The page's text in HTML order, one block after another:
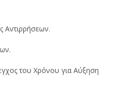
Αντιρρήσεων.
του Χρόνου για Αύξηση